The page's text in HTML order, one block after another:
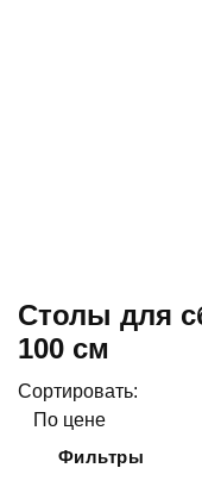
Столы для
100 см
Сортировать:
По цене
Фильтры